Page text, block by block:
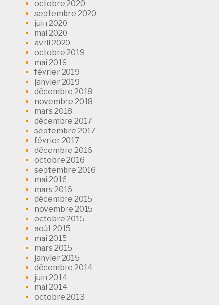
octobre 2020
septembre 2020
juin 2020
mai 2020
avril 2020
octobre 2019
mai 2019
février 2019
janvier 2019
décembre 2018
novembre 2018
mars 2018
décembre 2017
septembre 2017
février 2017
décembre 2016
octobre 2016
septembre 2016
mai 2016
mars 2016
décembre 2015
novembre 2015
octobre 2015
août 2015
mai 2015
mars 2015
janvier 2015
décembre 2014
juin 2014
mai 2014
octobre 2013